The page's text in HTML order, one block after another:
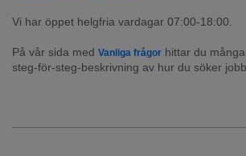
Vi har öppet helgfria vardagar 07:00-18:00.
På vår sida med Vanliga frågor hittar du
steg-för-steg-beskrivning av hur du söker